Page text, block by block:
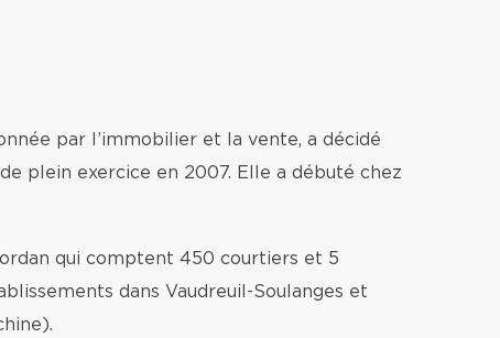
par l’immobilier et la vente, a décidé
plein exercice en 2007. Elle a débuté chez
qui comptent 450 courtiers et 5
dans Vaudreuil-Soulanges et